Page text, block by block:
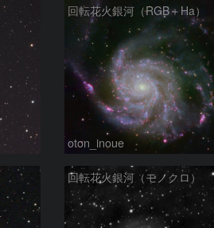
回転花火銀河（RGB＋Ha）
oton_inoue
回転花火銀河（モノクロ）